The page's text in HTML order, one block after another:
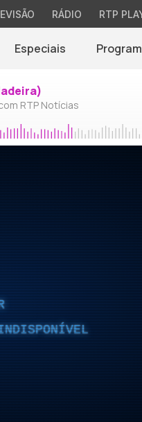
RÁDIO RTP
Especiais
RTP Notícias